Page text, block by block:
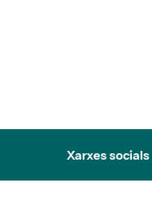
Xarxes socials